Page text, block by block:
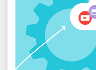
إلى الوحدة التعليميّة